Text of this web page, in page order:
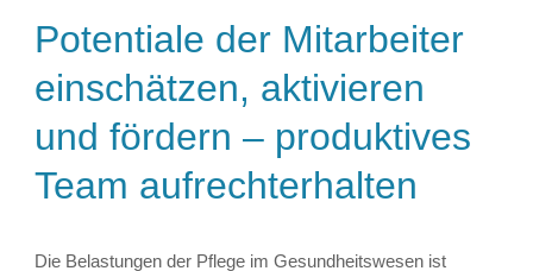
Potentiale der Mitarbeiter
einschätzen, aktivieren
und fördern – produktives
Team aufrechterhalten
Die Belastungen der Pflege im Gesundheitswesen ist